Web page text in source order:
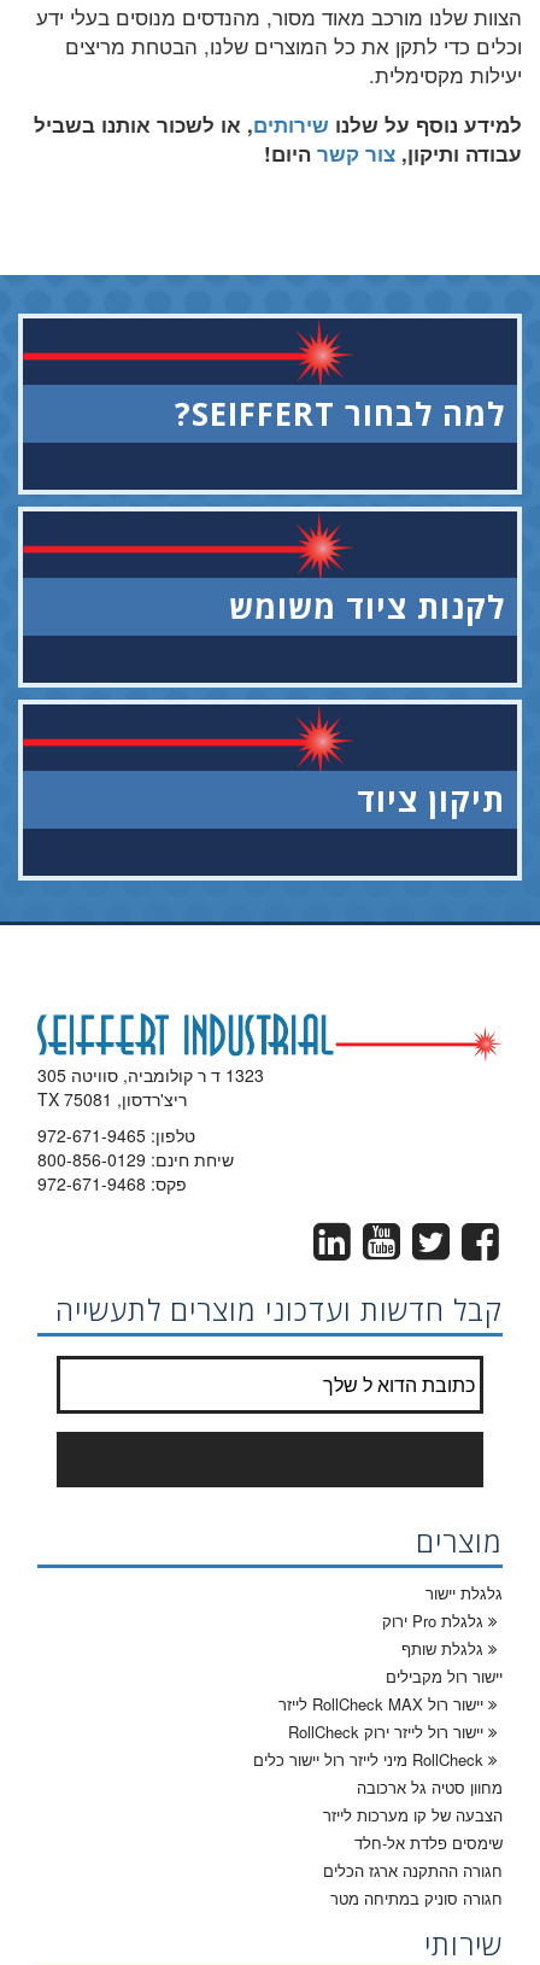
הצוות שלנו מורכב מאוד מסור, מהנדסים מנוסים בעלי ידע
וכלים כדי לתקן את כל המוצרים שלנו, הבטחת מריצים
יעילות מקסימלית.
למידע נוסף על שלנושירותים, או לשכור אותנו בשביל
עבודה ותיקון,צור קשרהיום!
למה לבחור SEIFFERT?
לקנות ציוד משומש
תיקון ציוד
1323 ד ר קולומביה, סוויטה 305
ריצ'רדסון, TX 75081
טלפון:972-671-9465
שיחת חינם:800-856-0129
פקס: 972-671-9468
קבל חדשות ועדכוני מוצרים לתעשייה
הצטרף לרשימת התפוצה? *
מוצרים
גלגלת יישור
גלגלת Pro ירוק
גלגלת שותף
יישור רול מקבילים
יישור רול RollCheck MAX לייזר
יישור רול לייזר ירוק RollCheck
מחוון סטיה גל ארכובה
הצבעה של קו מערכות לייזר
שימסים פלדת אל-חלד
חגורה ההתקנה ארגז הכלים
חגורה סוניק במתיחה מטר
שירותי